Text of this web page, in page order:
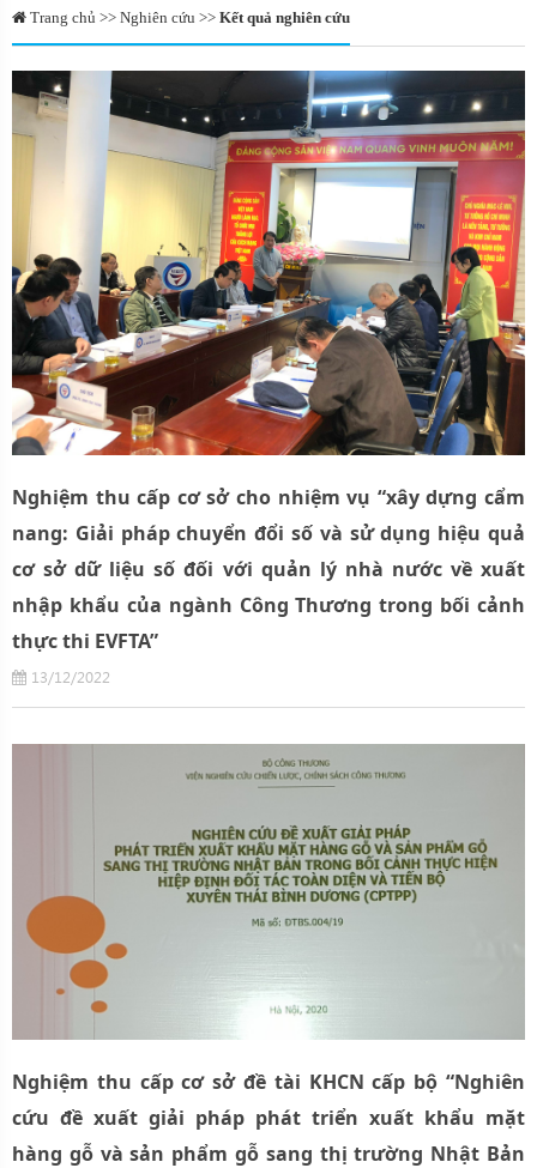
Trang chủ >> Nghiên cứu >> Kết quả nghiên cứu
Nghiệm thu cấp cơ sở cho nhiệm vụ “xây dựng cẩm
nang: Giải pháp chuyển đổi số và sử dụng hiệu quả
cơ sở dữ liệu số đối với quản lý nhà nước về xuất
nhập khẩu của ngành Công Thương trong bối cảnh
thực thi EVFTA”
13/12/2022
Nghiệm thu cấp cơ sở đề tài KHCN cấp bộ “Nghiên
cứu đề xuất giải pháp phát triển xuất khẩu mặt
hàng gỗ và sản phẩm gỗ sang thị trường Nhật Bản